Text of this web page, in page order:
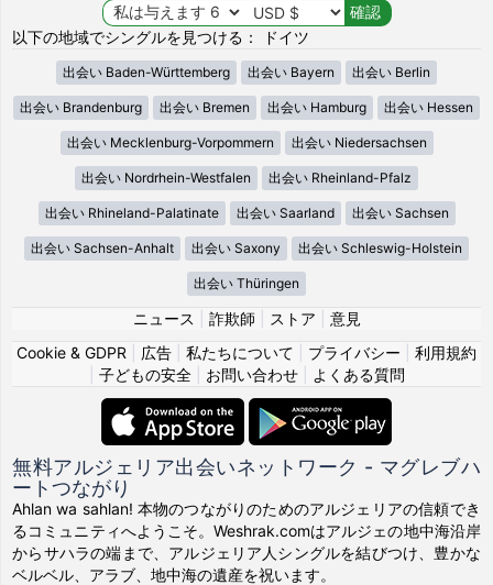
以下の地域でシングルを見つける： ドイツ
出会い Baden-Württemberg 出会い Bayern 出会い Berlin
出会い Brandenburg 出会い Bremen 出会い Hamburg 出会い Hessen
出会い Mecklenburg-Vorpommern 出会い Niedersachsen
出会い Nordrhein-Westfalen 出会い Rheinland-Pfalz
出会い Rhineland-Palatinate 出会い Saarland 出会い Sachsen
出会い Sachsen-Anhalt 出会い Saxony 出会い Schleswig-Holstein
出会い Thüringen
ニュース 詐欺師 ストア
意見
Cookie & GDPR
広告 私たちについて プライバシー
利用規約
子どもの安全| お問い合わせ| よくある質問
無料アルジェリア出会いネットワーク - マグレブハ
ートつながり
Ahlan wa sahlan! 本物のつながりのためのアルジェリアの信頼でき
るコミュニティへようこそ。Weshrak.comはアルジェの地中海沿岸
からサハラの端まで、アルジェリア人シングルを結びつけ、豊かな
ベルベル、アラブ、地中海の遺産を祝います。